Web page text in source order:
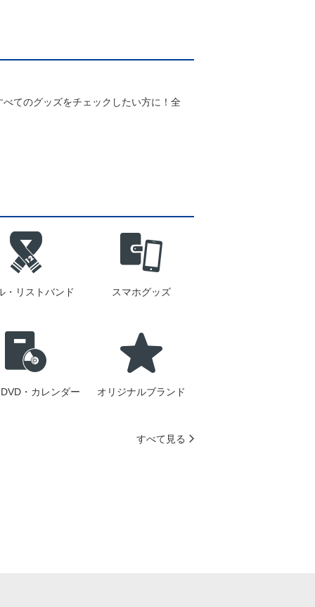
てのグッズをチェックしたい方に！全
・リストバンド スマホグッズ
・カレンダー オリジナルブランド
すべて見る